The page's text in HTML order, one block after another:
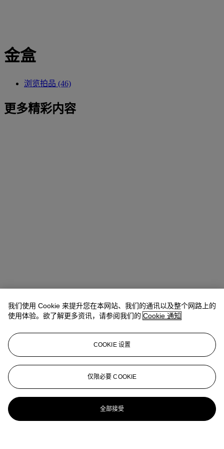
金盒
浏览拍品 (46)
更多精彩内容
我们使用 Cookie 来提升您在本网站、我们的通讯以及整个网路上的
使用体验。欲了解更多资讯，请参阅我们的 Cookie 通知
COOKIE 设置
仅限必要 COOKIE
全部接受